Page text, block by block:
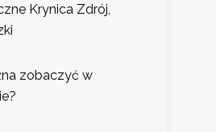
Krynica Zdrój,
zobaczyć w